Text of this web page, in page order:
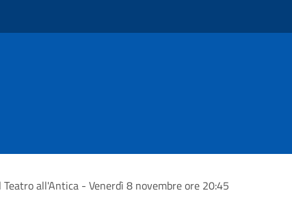
Teatro all'Antica - Venerdì 8 novembre ore 20:45